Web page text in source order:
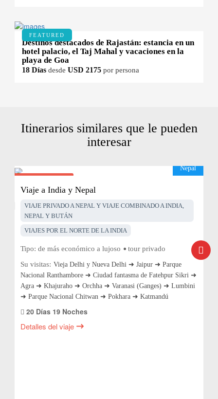
FEATURED
Destinos destacados de Rajastán: estancia en un
hotel palacio, el Taj Mahal y vacaciones en la
playa de Goa
18 Días desde USD 2175 por persona
Itinerarios similares que le pueden
interesar
Nepal
Viaje a India y Nepal
VIAJE PRIVADO A NEPAL Y VIAJE COMBINADO A INDIA,
NEPAL Y BUTÁN
VIAJES POR EL NORTE DE LA INDIA
Tipo: de más económico a lujoso
tour privado
Su visitas: Vieja Delhi y Nueva Delhi ➜ Jaipur ➜ Parque
Nacional Ranthambore ➜ Ciudad fantasma de Fatehpur Sikri ➜
Agra ➜ Khajuraho ➜ Orchha ➜ Varanasi (Ganges) ➜ Lumbini
➜ Parque Nacional Chitwan ➜ Pokhara ➜ Katmandú
20 Días 19 Noches
Detalles del viaje